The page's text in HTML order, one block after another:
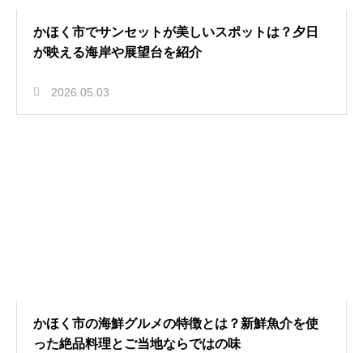
かほく市でサンセットが美しいスポットは？夕日
が映える海岸や展望台を紹介
2026.05.03
かほく市の海鮮グルメの特徴とは？新鮮魚介を使
った絶品料理とご当地ならではの味